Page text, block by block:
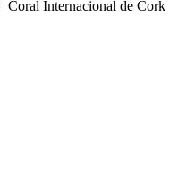
Coral Internacional de Cork